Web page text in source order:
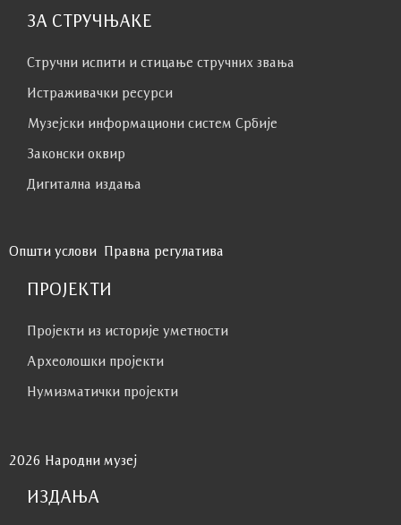
ЗА СТРУЧЊАКЕ
Стручни испити и стицање стручних звања
Истраживачки ресурси
Музејски информациони систем Србије
Законски оквир
Дигитална издања
Општи услови Правна регулатива
ПРОЈЕКТИ
Пројекти из историје уметности
Археолошки пројекти
Нумизматички пројекти
2026 Народни музеј
ИЗДАЊА